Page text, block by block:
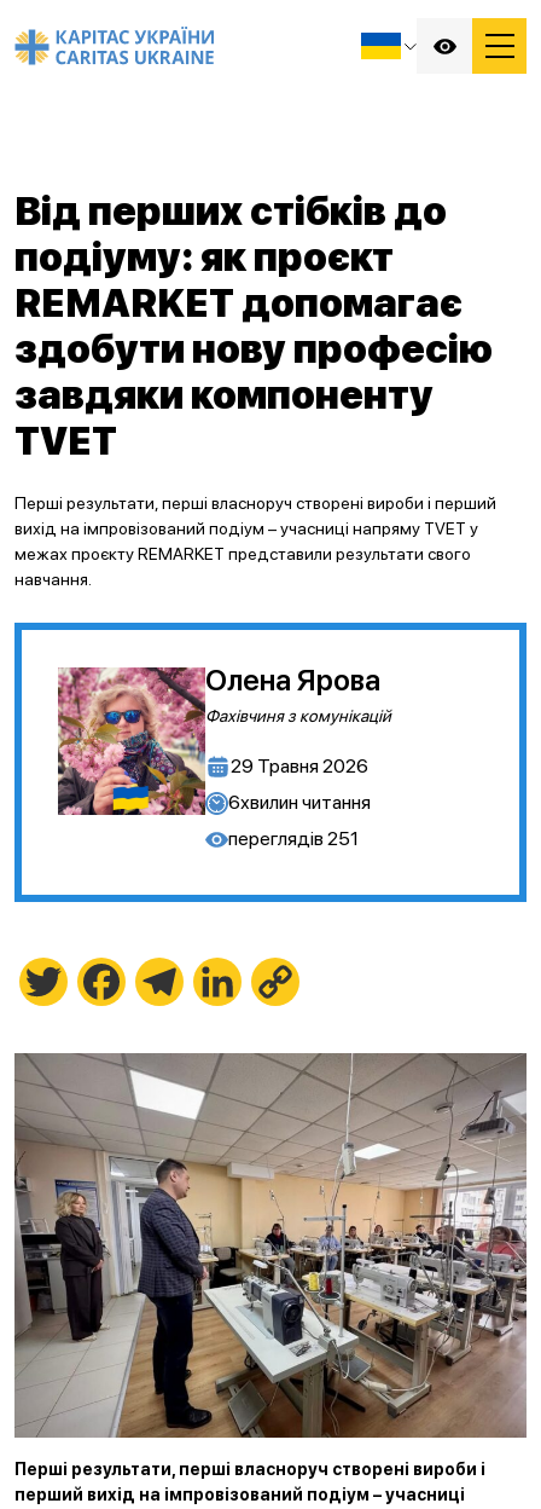
Від перших стібків до
подіуму: як проєкт
REMARKET допомагає
здобути нову професію
завдяки компоненту
TVET
Перші результати, перші власноруч створені вироби і перший
вихід на імпровізований подіум – учасниці напряму TVET у
межах проєкту REMARKET представили результати свого
навчання.
Олена Ярова
Фахівчиня з комунікацій
29 Травня 2026
6хвилин читання
переглядів 251
Twitter FacebookTelegramLinkedIn
Перші результати, перші власноруч створені вироби і
перший вихід на імпровізований подіум – учасниці